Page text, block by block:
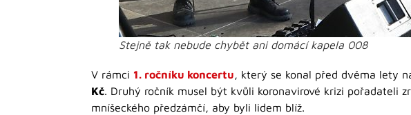
Stejně tak nebude chybět ani domácí kapela 008
V rámci 1. ročníku koncertu, který se konal před dvěma lety
Kč. Druhý ročník musel být kvůli koronavirové krizi pořadateli
mníšeckého předzámčí, aby byli lidem blíž.